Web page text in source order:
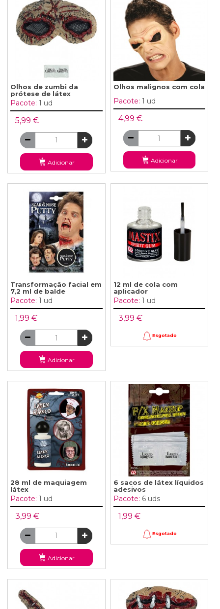
Olhos de zumbi da
prótese de látex
Pacote: 1 ud
5,99 €
Adicionar
Olhos malignos com cola
Pacote: 1 ud
4,99 €
Adicionar
Transformação facial em
7,2 ml de balde
Pacote: 1 ud
1,99 €
Adicionar
12 ml de cola com
aplicador
Pacote: 1 ud
3,99 €
Esgotado
28 ml de maquiagem
látex
Pacote: 1 ud
3,99 €
Adicionar
6 sacos de látex líquidos
adesivos
Pacote: 6 uds
1,99 €
Esgotado